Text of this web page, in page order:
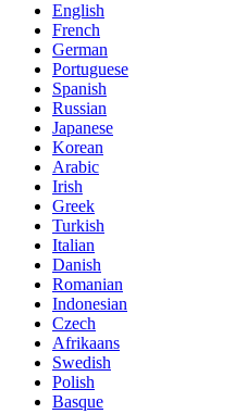
English
French
German
Portuguese
Spanish
Russian
Japanese
Korean
Arabic
Irish
Greek
Turkish
Italian
Danish
Romanian
Indonesian
Czech
Afrikaans
Swedish
Polish
Basque